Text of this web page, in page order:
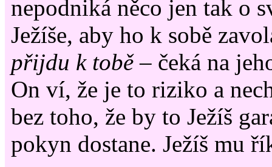
nepodniká něco jen tak o
Ježíše, aby ho k sobě
přijdu k tobě– čeká na
On ví, že je to riziko a
bez toho, že by to Ježíš
pokyn dostane. Ježíš mu